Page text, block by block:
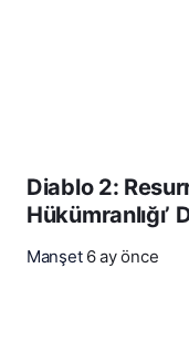
Diablo 2:
Hükümranlığı’
Manşet 6 ay önce